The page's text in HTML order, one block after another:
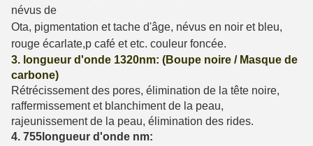
névus de
Ota, pigmentation et tache d'âge, névus en noir et bleu,
rouge écarlate,p café et etc. couleur foncée.
3. longueur d'onde 1320nm: (Boupe noire / Masque de
carbone)
Rétrécissement des pores, élimination de la tête noire,
raffermissement et blanchiment de la peau,
rajeunissement de la peau, élimination des rides.
4. 755 longueur d'onde nm: